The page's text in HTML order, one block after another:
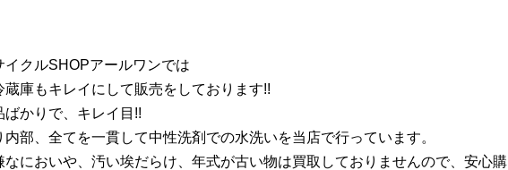
クルSHOPアールワンでは
蔵庫もキレイにして販売をしております!!
ばかりで、キレイ目!!
部、全てを一貫して中性洗剤での水洗いを当店で行っています。
においや、汚い埃だらけ、 年式が古い物は買取しておりませんので、安心購